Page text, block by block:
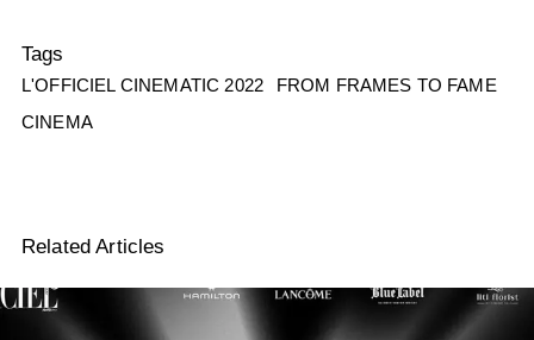
Tags
L'OFFICIEL CINEMATIC 2022
FROM FRAMES TO FAME
CINEMA
Related Articles